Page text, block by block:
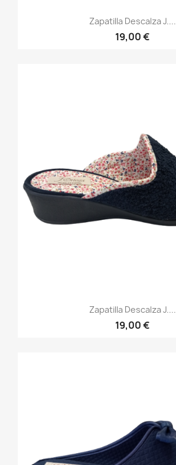
Zapatilla Descalza J....
19,00 €
Zapatilla Descalza J....
19,00 €